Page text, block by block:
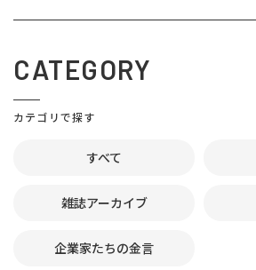
CATEGORY
カテゴリで探す
すべて
雑誌アーカイブ
企業家たちの金言